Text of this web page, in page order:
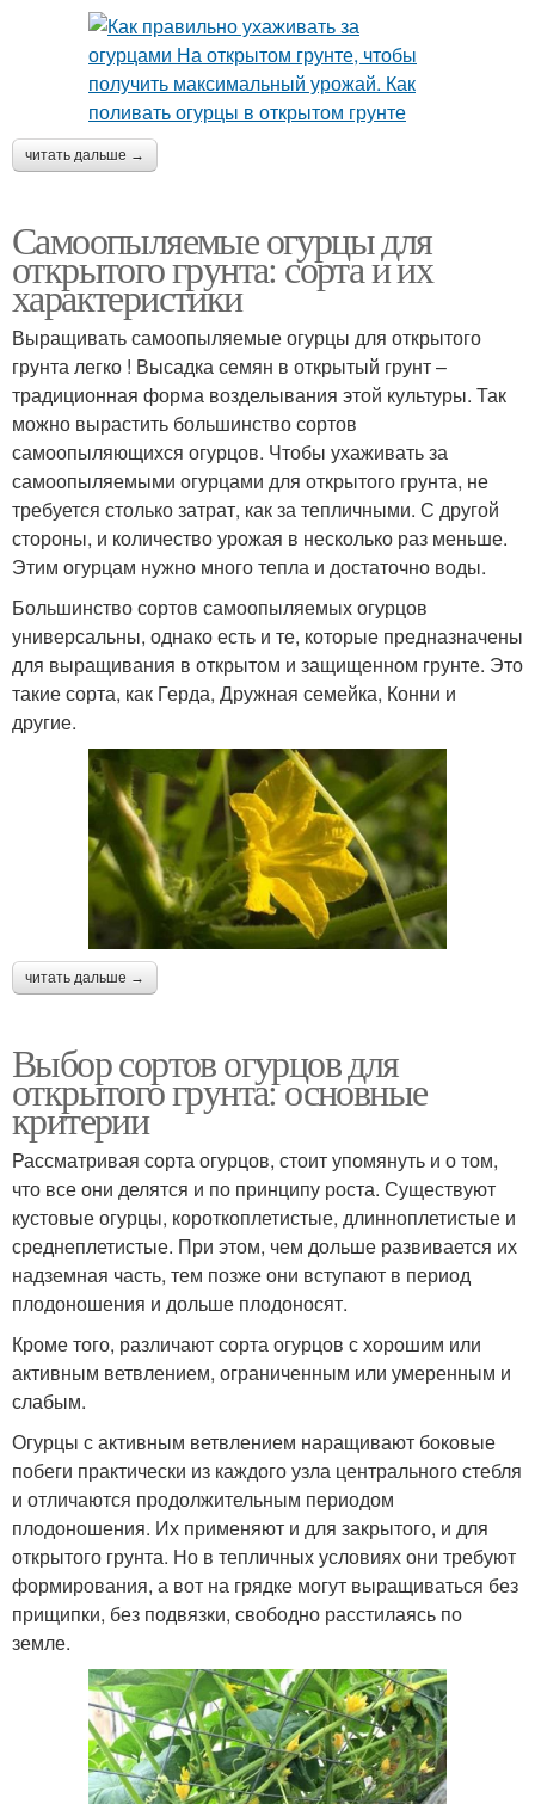
читать дальше →
Самоопыляемые огурцы для
открытого грунта: сорта и их
характеристики
Выращивать самоопыляемые огурцы для открытого
грунта легко ! Высадка семян в открытый грунт –
традиционная форма возделывания этой культуры. Так
можно вырастить большинство сортов
самоопыляющихся огурцов. Чтобы ухаживать за
самоопыляемыми огурцами для открытого грунта, не
требуется столько затрат, как за тепличными. С другой
стороны, и количество урожая в несколько раз меньше.
Этим огурцам нужно много тепла и достаточно воды.
Большинство сортов самоопыляемых огурцов
универсальны, однако есть и те, которые предназначены
для выращивания в открытом и защищенном грунте. Это
такие сорта, как Герда, Дружная семейка, Конни и
другие.
читать дальше →
Выбор сортов огурцов для
открытого грунта: основные
критерии
Рассматривая сорта огурцов, стоит упомянуть и о том,
что все они делятся и по принципу роста. Существуют
кустовые огурцы, короткоплетистые, длинноплетистые и
среднеплетистые. При этом, чем дольше развивается их
надземная часть, тем позже они вступают в период
плодоношения и дольше плодоносят.
Кроме того, различают сорта огурцов с хорошим или
активным ветвлением, ограниченным или умеренным и
слабым.
Огурцы с активным ветвлением наращивают боковые
побеги практически из каждого узла центрального стебля
и отличаются продолжительным периодом
плодоношения. Их применяют и для закрытого, и для
открытого грунта. Но в тепличных условиях они требуют
формирования, а вот на грядке могут выращиваться без
прищипки, без подвязки, свободно расстилаясь по
земле.